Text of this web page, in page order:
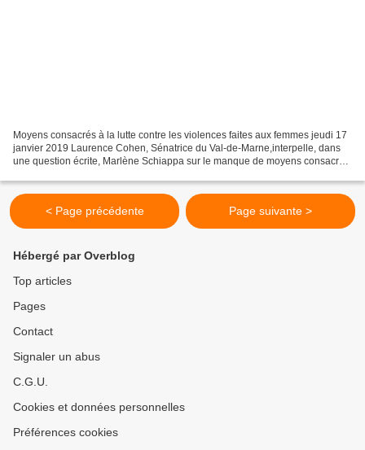
Moyens consacrés à la lutte contre les violences faites aux femmes jeudi 17
janvier 2019 Laurence Cohen, Sénatrice du Val-de-Marne,interpelle, dans
une question écrite, Marlène Schiappa sur le manque de moyens consacrés
< Page précédente Page suivante >
Hébergé par Overblog
Top articles
Pages
Contact
Signaler un abus
C.G.U.
Cookies et données personnelles
Préférences cookies